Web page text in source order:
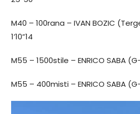
M40 – 100rana – IVAN BOZIC
1’10”14
M55 – 1500stile – ENRICO SABA
M55 – 400misti – ENRICO SABA